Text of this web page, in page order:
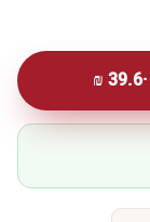
39.6
₪